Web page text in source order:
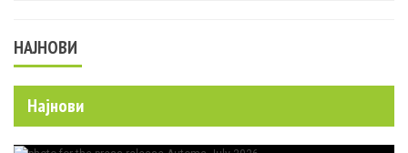
НАЈНОВИ
Најнови